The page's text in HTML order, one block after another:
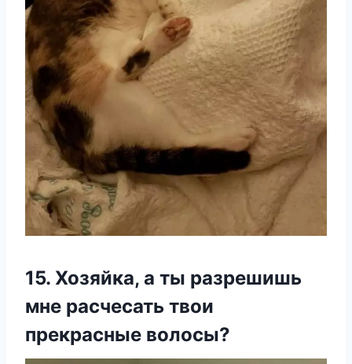
15. Хозяйка, а ты разрешишь
мне расчесать твои
прекрасные волосы?